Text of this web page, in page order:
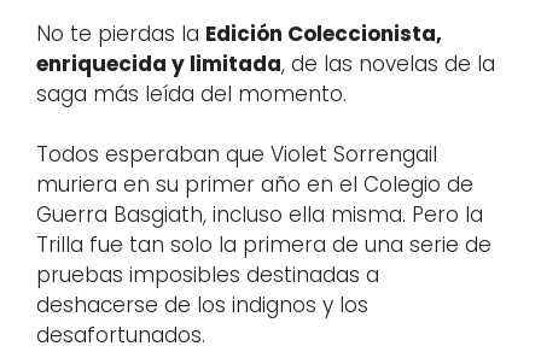
No te pierdas la Edición Coleccionista,
enriquecida y limitada, de las novelas de la
saga más leída del momento.
Todos esperaban que Violet Sorrengail
muriera en su primer año en el Colegio de
Guerra Basgiath, incluso ella misma. Pero la
Trilla fue tan solo la primera de una serie de
pruebas imposibles destinadas a
deshacerse de los indignos y los
desafortunados.